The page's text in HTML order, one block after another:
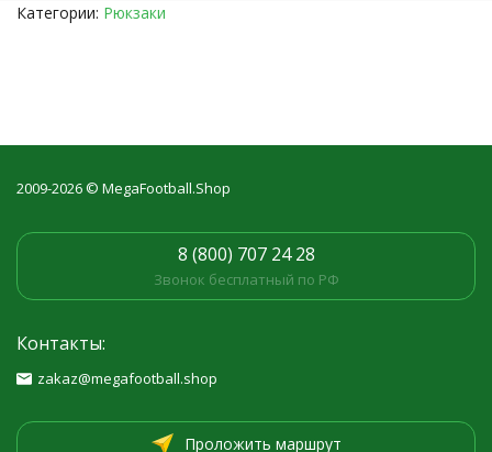
Категории: Рюкзаки
2009-2026 © MegaFootball.Shop
8 (800) 707 24 28
Звонок бесплатный по РФ
Контакты:
zakaz@megafootball.shop
Проложить маршрут